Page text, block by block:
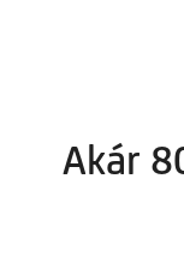
Akár